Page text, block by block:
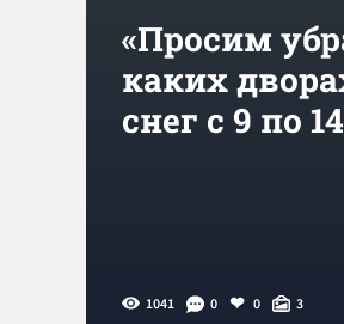
«Просим
каких
снег с 9 по
1041 0 0 3